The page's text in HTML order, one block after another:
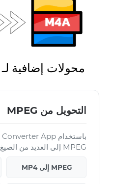
محولات إضافية لـ MPEG و M4A
التحويل من MPEG
MPEG إلى العديد من الصيغ الأخرى:
MPEG إلى MP4